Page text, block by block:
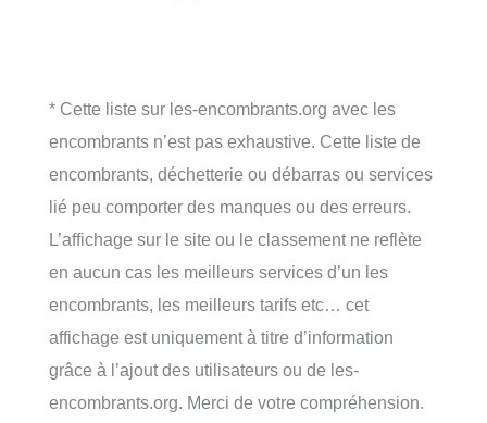
* Cette liste sur les-encombrants.org avec les
encombrants n’est pas exhaustive. Cette liste de
encombrants, déchetterie ou débarras ou services
lié peu comporter des manques ou des erreurs.
L’affichage sur le site ou le classement ne reflète
en aucun cas les meilleurs services d’un les
encombrants, les meilleurs tarifs etc… cet
affichage est uniquement à titre d’information
grâce à l’ajout des utilisateurs ou de les-
encombrants.org. Merci de votre compréhension.